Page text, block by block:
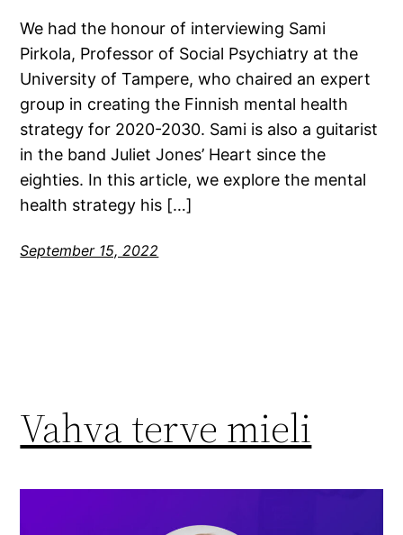
We had the honour of interviewing Sami
Pirkola, Professor of Social Psychiatry at the
University of Tampere, who chaired an expert
group in creating the Finnish mental health
strategy for 2020-2030. Sami is also a guitarist
in the band Juliet Jones’ Heart since the
eighties. In this article, we explore the mental
health strategy his […]
September 15, 2022
Vahva terve mieli